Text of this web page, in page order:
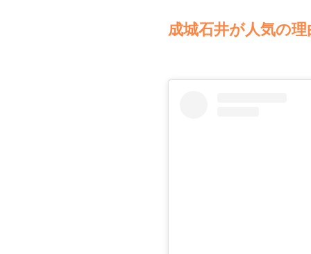
成城石井が人気の理